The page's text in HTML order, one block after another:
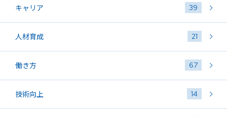
キャリア 39
人材育成 21
働き方 67
技術向上 14